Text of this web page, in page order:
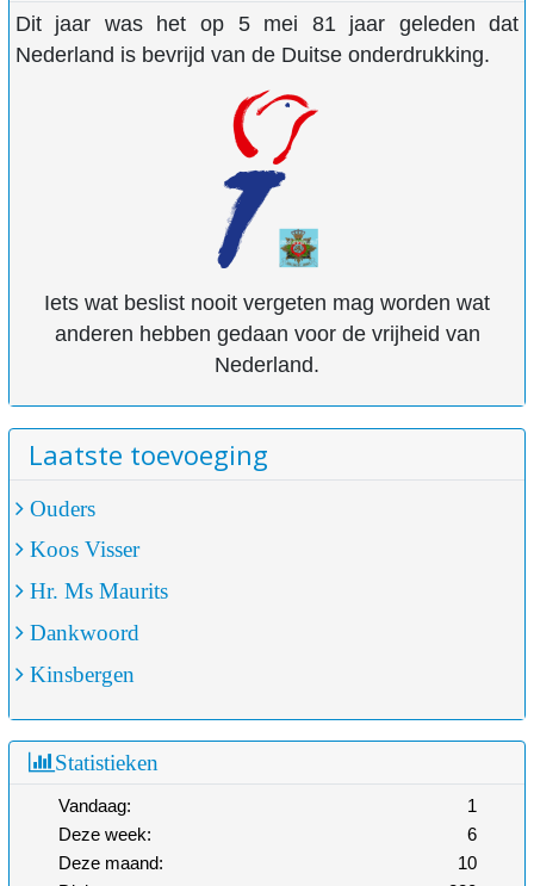
Dit jaar was het op 5 mei 81 jaar geleden dat
Nederland is bevrijd van de Duitse onderdrukking.
Iets wat beslist nooit vergeten mag worden wat
anderen hebben gedaan voor de vrijheid van
Nederland.
Laatste toevoeging
Ouders
Koos Visser
Hr. Ms Maurits
Dankwoord
Kinsbergen
Statistieken
Vandaag:
1
Deze week:
6
Deze maand:
10